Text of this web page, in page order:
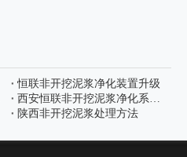
恒联非开挖泥浆净化装置升级
西安恒联非开挖泥浆净化系统客户使用案例
陕西非开挖泥浆处理方法